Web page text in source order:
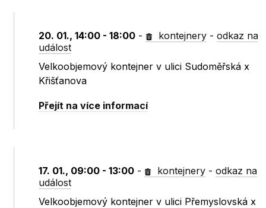
20. 01., 14:00 - 18:00 - kontejnery -odkaz na
událost
Velkoobjemový kontejner v ulici Sudoměřská x
Křišťanova
Přejít na více informací
17. 01., 09:00 - 13:00 - kontejnery -odkaz na
událost
Velkoobjemový kontejner v ulici Přemyslovská x